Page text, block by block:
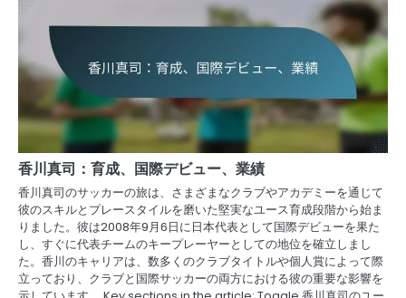
香川真司：育成、国際デビュー、業績
香川真司のサッカーの旅は、さまざまなクラブやアカデミーを通じて
彼のスキルとプレースタイルを磨いた堅実なユース育成段階から始ま
りました。彼は2008年9月6日に日本代表として国際デビューを果た
し、すぐに代表チームのキープレーヤーとしての地位を確立しまし
た。香川のキャリアは、数多くのクラブタイトルや個人賞によって際
立っており、クラブと国際サッカーの両方における彼の重要な影響を